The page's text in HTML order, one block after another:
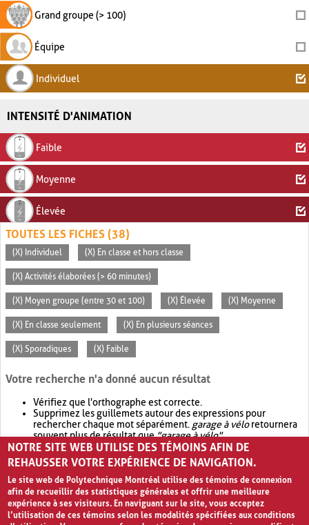
Grand groupe (> 100)
Équipe
Individuel
INTENSITÉ D'ANIMATION
Faible
Moyenne
Élevée
TOUTES LES FICHES (38)
(X) Individuel (X) En classe et hors classe
(X) Activités élaborées (> 60 minutes)
(X) Moyen groupe (entre 30 et 100) (X) Élevée (X) Moyenne
(X) En classe seulement (X) En plusieurs séances
(X) Sporadiques (X) Faible
Votre recherche n'a donné aucun résultat
Vérifiez que l'orthographe est correcte.
Supprimez les guillemets autour des expressions pour
rechercher chaque mot séparément. garage à véloretournera
souvent plus de résultat que"garage à vélo".
Envisagez d'élargir votre recherche avec OR.garage OR vélo
retournera souvent plus de résultat quegarage à vélo
NOTRE SITE WEB UTILISE DES TÉMOINS AFIN DE
REHAUSSER VOTRE EXPÉRIENCE DE NAVIGATION.
Le site web de Polytechnique Montréal utilise des témoins de connexion
afin de recueillir des statistiques générales et offrir une meilleure
expérience à ses visiteurs. En naviguant sur le site, vous acceptez
l’utilisation de ces témoins selon les modalités spécifiées aux conditions